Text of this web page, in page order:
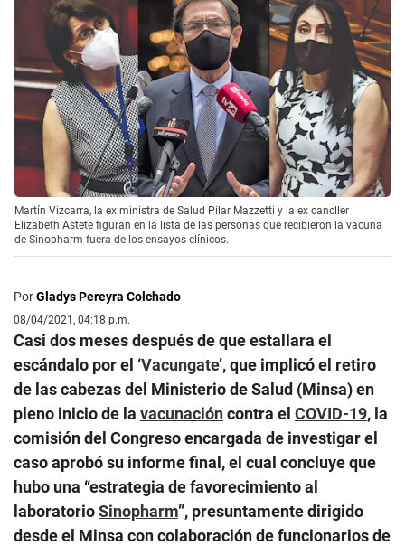
Martín Vizcarra, la ex ministra de Salud Pilar Mazzetti y la ex cancller
Elizabeth Astete figuran en la lista de las personas que recibieron la vacuna
de Sinopharm fuera de los ensayos clínicos.
PorGladys Pereyra Colchado
08/04/2021, 04:18 p.m.
Casi dos meses después de que estallara el
escándalo por el ‘Vacungate’, que implicó el retiro
de las cabezas del Ministerio de Salud (Minsa) en
pleno inicio de la vacunacióncontra el COVID-19, la
comisión del Congreso encargada de investigar el
caso aprobó su informe final, el cual concluye que
hubo una “estrategia de favorecimiento al
laboratorioSinopharm”, presuntamente dirigido
desde el Minsa con colaboración de funcionarios de